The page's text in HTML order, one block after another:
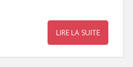
LIRE LA SUITE